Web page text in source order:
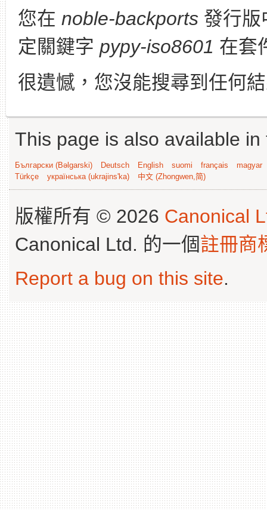
您在 noble-backports 發行
定關鍵字 pypy-iso8601 在套
很遺憾，您沒能搜尋到任何
This page is also available
Български (Bəlgarski) Deutsch English suomi français
magyar
Türkçe
українська (ukrajins'ka) 中文 (Zhongwen,简)
版權所有 © 2026 Canonical
Canonical Ltd. 的一個註冊商
Report a bug on this site.